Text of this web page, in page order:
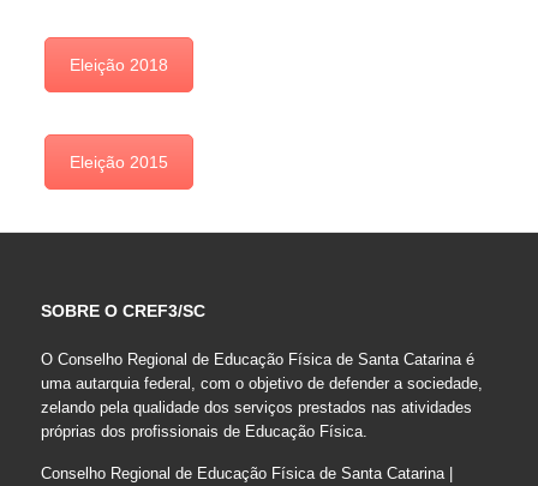
Eleição 2018
Eleição 2015
SOBRE O CREF3/SC
O Conselho Regional de Educação Física de Santa Catarina é
uma autarquia federal, com o objetivo de defender a sociedade,
zelando pela qualidade dos serviços prestados nas atividades
próprias dos profissionais de Educação Física.
Conselho Regional de Educação Física de Santa Catarina |